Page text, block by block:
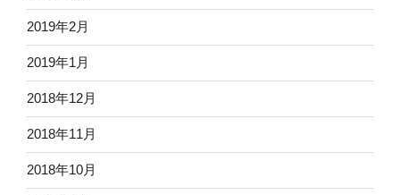
2019年2月
2019年1月
2018年12月
2018年11月
2018年10月